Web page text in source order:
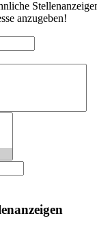
anzugeben!